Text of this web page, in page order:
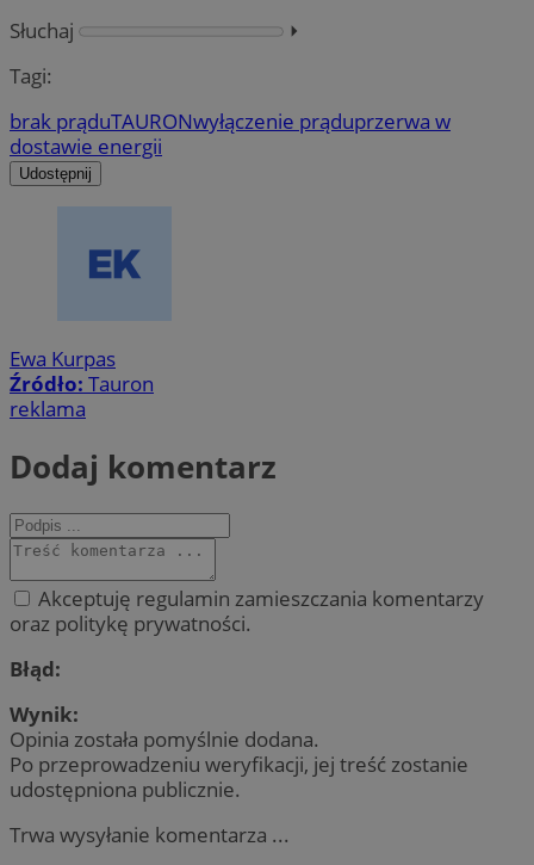
Słuchaj
⏵︎
Tagi:
brak prąduTAURONwyłączenie prąduprzerwa w
dostawie energii
Udostępnij
Ewa Kurpas
Źródło: Tauron
reklama
Dodaj komentarz
Akceptuję regulamin zamieszczania komentarzy
oraz politykę prywatności.
Błąd:
Wynik:
Opinia została pomyślnie dodana.
Po przeprowadzeniu weryfikacji, jej treść zostanie
udostępniona publicznie.
Trwa wysyłanie komentarza ...